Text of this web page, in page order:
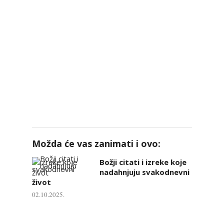
Možda će vas zanimati i ovo:
Božji citati i izreke koje
nadahnjuju svakodnevni
život
02.10.2025.